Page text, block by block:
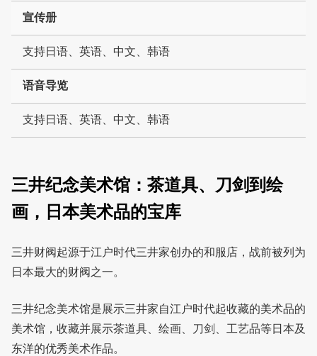
宣传册
支持日语、英语、中文、韩语
语音导览
支持日语、英语、中文、韩语
三井纪念美术馆：茶道具、刀剑到绘
画，日本美术品的宝库
三井财阀起源于江户时代三井家创办的和服店，战前被列为
日本最大的财阀之一。
三井纪念美术馆是展示三井家自江户时代起收藏的美术品的
美术馆，收藏并展示茶道具、绘画、刀剑、工艺品等日本及
东洋的优秀美术作品。